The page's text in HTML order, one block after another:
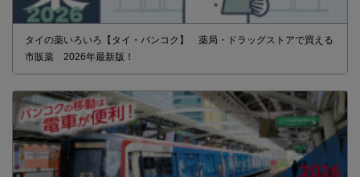
タイの薬いろいろ【タイ・バンコク】 薬局・ドラッグストアで買える
市販薬 2026年最新版！